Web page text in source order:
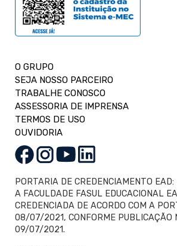
O GRUPO
SEJA NOSSO PARCEIRO
TRABALHE CONOSCO
ASSESSORIA DE IMPRENSA
TERMOS DE USO
OUVIDORIA
PORTARIA DE CREDENCIAMENTO EAD:
A FACULDADE FASUL EDUCACIONAL
CREDENCIADA DE ACORDO COM A
08/07/2021, CONFORME PUBLICAÇÃO
09/07/2021.